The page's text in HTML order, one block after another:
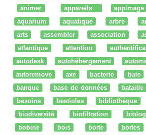
animer
appareils appimage
aquarium
aquatique arbre
arts
assembler association
atlantique
attention
autodesk
autohébergement
autoremove
axe bacterie baie
banque
base de données bataille
besoins
bestioles bibliothèque
biodiversité
biofiltration
bobine
bois boite boites